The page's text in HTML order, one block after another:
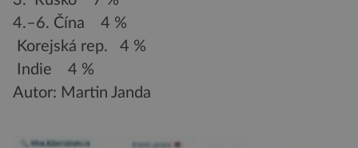
4.–6. Čína 4 %
Korejská rep. 4 %
Indie 4 %
Autor: Martin Janda